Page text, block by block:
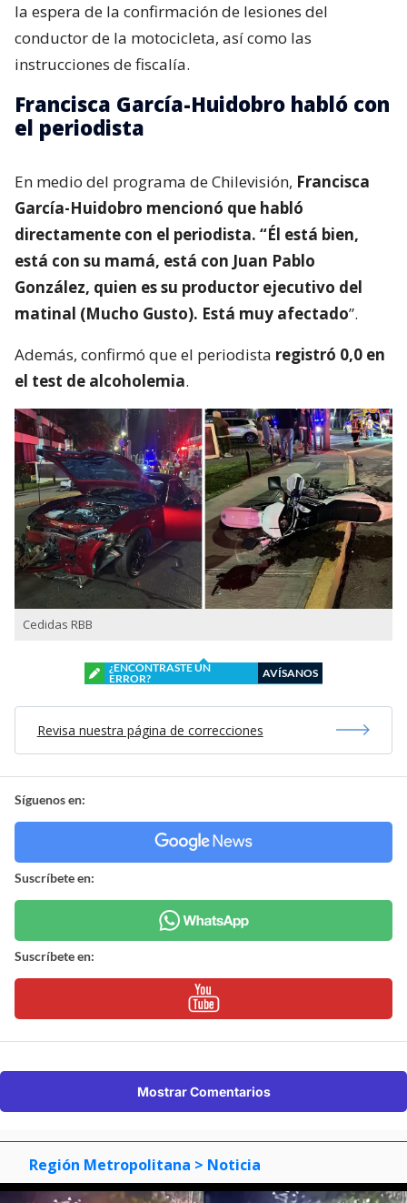
la espera de la confirmación de lesiones del
conductor de la motocicleta, así como las
instrucciones de fiscalía.
Francisca García-Huidobro habló con
el periodista
En medio del programa de Chilevisión, Francisca
García-Huidobro mencionó que habló
directamente con el periodista. “Él está bien,
está con su mamá, está con Juan Pablo
González, quien es su productor ejecutivo del
matinal (Mucho Gusto). Está muy afectado”.
Además, confirmó que el periodista registró 0,0 en
el test de alcoholemia.
Cedidas RBB
¿ENCONTRASTE UN
ERROR?
AVÍSANOS
Revisa nuestra página de correcciones
Síguenos en:
Suscríbete en:
Suscríbete en:
Mostrar Comentarios
Región Metropolitana > Noticia